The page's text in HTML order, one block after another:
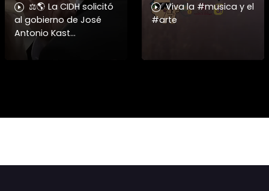
⚖️🌎 La CIDH solicitó
al gobierno de José
Antonio Kast
información detallada
sobre cambios
Viva la #musica y el
#arte